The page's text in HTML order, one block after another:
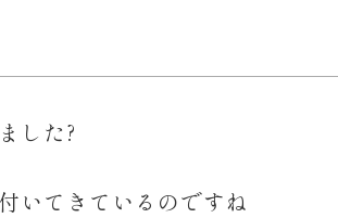
した?
いてきているのですね